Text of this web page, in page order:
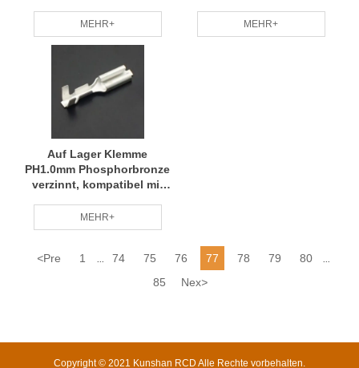
MEHR+
UL94V-0, 35A,
Glühdrahtprüfung 850℃,
MEHR+
Auf Lager Klemme
PH1.0mm Phosphorbronze
verzinnt, kompatibel mit
28#-32#, JCTC P/N
11006TOP-2E RCD
MEHR+
<Pre 1 74 75 76 77 78 79 80
85 Nex>
Copyright © 2021 Kunshan RCD Alle Rechte vorbehalten.